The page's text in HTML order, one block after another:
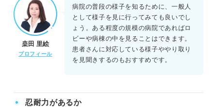
桒田 里絵
プロフィール
病院の普段の様子を知るために、一般人
として様子を見に行ってみても良いでし
ょう。ある程度の規模の病院であればロ
ビーや病棟の中を見ることはできます。
患者さんに対応している様子ややり取り
を見聞きするのもおすすめです。
忍耐力があるか